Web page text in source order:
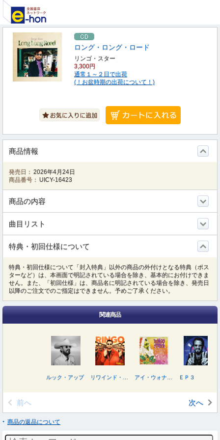
ロング・ロング・ロード
リンゴ・スター
3,300円
通常１～２日で出荷
(！お盆時期の出荷について！)
商品情報
発売日： 2026年4月24日
商品番号： UICY-16423
商品の内容
曲目リスト
特典・初回仕様について
特典・初回仕様について「封入特典」以外の商品の外付けとなる特典（ポス
ターなど）は、本画面で明記されている場合を除き、基本的にお付けできま
せん。また、「初回仕様」は、商品名に明記されている場合を除き、発売日
以降のご注文でのご指定はできません。予めご了承ください。
関連商品
ルック・アップ ＥＰ３
前へ 次へ
商品の返品について